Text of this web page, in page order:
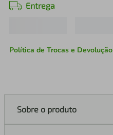
Entrega
Política de Trocas e Devolução
Sobre o produto